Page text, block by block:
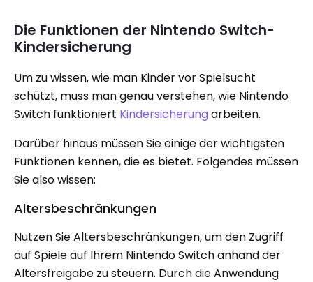
Die Funktionen der Nintendo Switch-
Kindersicherung
Um zu wissen, wie man Kinder vor Spielsucht
schützt, muss man genau verstehen, wie Nintendo
Switch funktioniert Kindersicherung arbeiten.
Darüber hinaus müssen Sie einige der wichtigsten
Funktionen kennen, die es bietet. Folgendes müssen
Sie also wissen:
Altersbeschränkungen
Nutzen Sie Altersbeschränkungen, um den Zugriff
auf Spiele auf Ihrem Nintendo Switch anhand der
Altersfreigabe zu steuern. Durch die Anwendung